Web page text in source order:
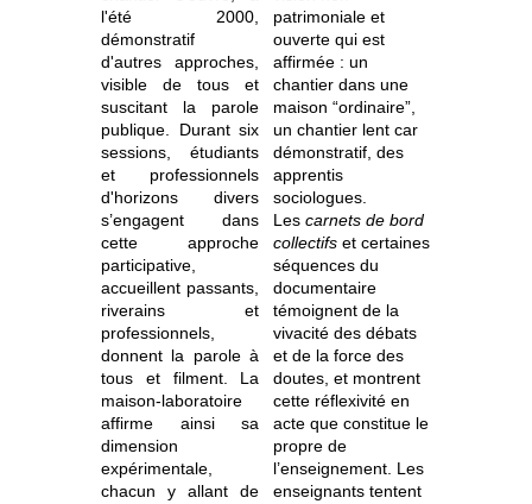
l'été 2000,
démonstratif
d'autres approches,
visible de tous et
suscitant la parole
publique. Durant six
sessions, étudiants
et professionnels
d'horizons divers
s’engagent dans
cette approche
participative,
accueillent passants,
riverains et
professionnels,
donnent la parole à
tous et filment. La
maison-laboratoire
affirme ainsi sa
dimension
expérimentale,
chacun y allant de
patrimoniale et
ouverte qui est
affirmée : un
chantier dans une
maison “ordinaire”,
un chantier lent car
démonstratif, des
apprentis
sociologues.
Les carnets de bord
collectifset certaines
séquences du
documentaire
témoignent de la
vivacité des débats
et de la force des
doutes, et montrent
cette réflexivité en
acte que constitue le
propre de
l’enseignement. Les
enseignants tentent